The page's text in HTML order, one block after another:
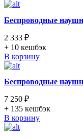
Беспроводные
2 333 ₽
+ 10 кешбэк
В корзину
Беспроводные
7 250 ₽
+ 135 кешбэк
В корзину